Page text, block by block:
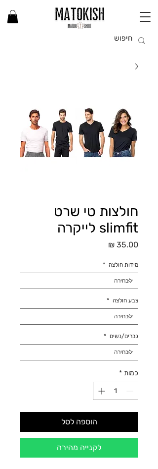
חולצות טי שרט
slimfit לייקרה
מידות חולצה *
צבע חולצה *
גברים/נשים *
כמות *
הוספה לסל
לקנייה מהירה